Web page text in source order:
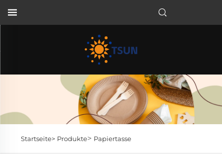
Startseite> Produkte> Papiertasse